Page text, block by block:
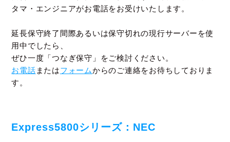
タマ・エンジニアがお電話をお受けいたします。
延長保守終了間際あるいは保守切れの現行サーバーを使
用中でしたら、
ぜひ一度「つなぎ保守」をご検討ください。
お電話 またはフォームからのご連絡をお待ちしておりま
す。
Express5800シリーズ：NEC